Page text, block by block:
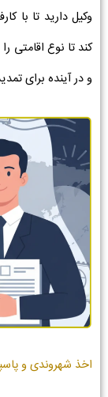
وکیل دارید تا با
کند تا نوع اقامتی
و در آینده برای
اخذ شهروندی و